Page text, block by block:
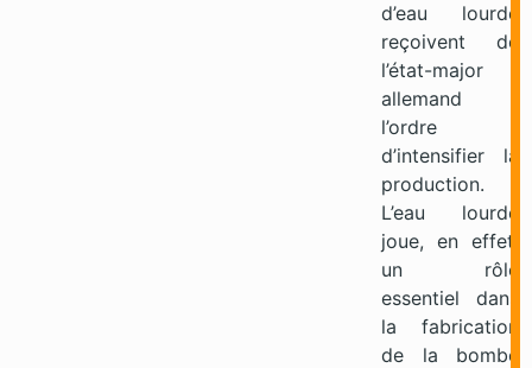
d’eau lourde
reçoivent de
l’état-major
allemand
l’ordre
d’intensifier la
production.
L’eau lourde
joue, en effet,
un rôle
essentiel dans
la fabrication
de la bombe